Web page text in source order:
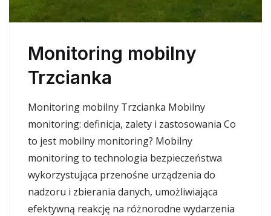
Monitoring mobilny
Trzcianka
Monitoring mobilny Trzcianka Mobilny
monitoring: definicja, zalety i zastosowania Co
to jest mobilny monitoring? Mobilny
monitoring to technologia bezpieczeństwa
wykorzystująca przenośne urządzenia do
nadzoru i zbierania danych, umożliwiająca
efektywną reakcję na różnorodne wydarzenia